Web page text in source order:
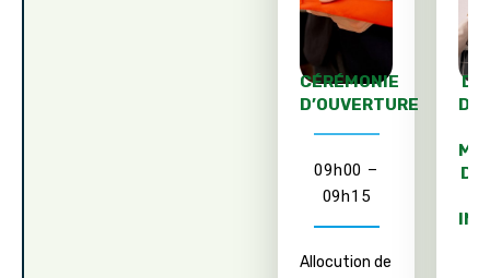
CÉRÉMONIE
D’OUVERTURE
09h00 –
09h15
Allocution de
DU